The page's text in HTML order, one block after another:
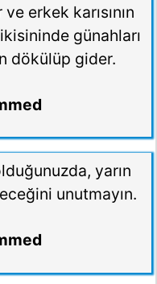
erkek karısının
günahları
dökülüp gider.
yarın
unutmayın.